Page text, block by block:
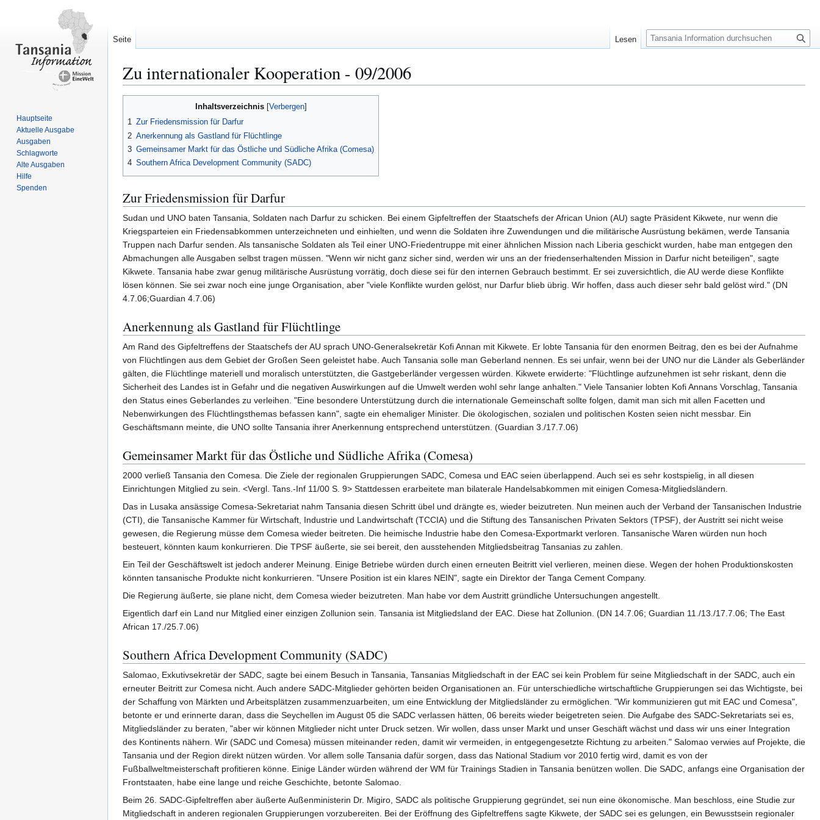
Zu internationaler Kooperation - 09/2006
Inhaltsverzeichnis
1 Zur Friedensmission für Darfur
2 Anerkennung als Gastland für Flüchtlinge
3 Gemeinsamer Markt für das Östliche und Südliche Afrika (Comesa)
4 Southern Africa Development Community (SADC)
Zur Friedensmission für Darfur
Sudan und UNO baten Tansania, Soldaten nach Darfur zu schicken. Bei einem Gipfeltreffen der Staatschefs der African Union (AU) sagte Präsident Kikwete, nur wenn die
Kriegsparteien ein Friedensabkommen unterzeichneten und einhielten, und wenn die Soldaten ihre Zuwendungen und die militärische Ausrüstung bekämen, werde Tansania
Truppen nach Darfur senden. Als tansanische Soldaten als Teil einer UNO-Friedentruppe mit einer ähnlichen Mission nach Liberia geschickt wurden, habe man entgegen den
Abmachungen alle Ausgaben selbst tragen müssen. "Wenn wir nicht ganz sicher sind, werden wir uns an der friedenserhaltenden Mission in Darfur nicht beteiligen", sagte
Kikwete. Tansania habe zwar genug militärische Ausrüstung vorrätig, doch diese sei für den internen Gebrauch bestimmt. Er sei zuversichtlich, die AU werde diese Konflikte
lösen können. Sie sei zwar noch eine junge Organisation, aber "viele Konflikte wurden gelöst, nur Darfur blieb übrig. Wir hoffen, dass auch dieser sehr bald gelöst wird." (DN
4.7.06;Guardian 4.7.06)
Anerkennung als Gastland für Flüchtlinge
Am Rand des Gipfeltreffens der Staatschefs der AU sprach UNO-Generalsekretär Kofi Annan mit Kikwete. Er lobte Tansania für den enormen Beitrag, den es bei der Aufnahme
von Flüchtlingen aus dem Gebiet der Großen Seen geleistet habe. Auch Tansania solle man Geberland nennen. Es sei unfair, wenn bei der UNO nur die Länder als Geberländer
gälten, die Flüchtlinge materiell und moralisch unterstützten, die Gastgeberländer vergessen würden. Kikwete erwiderte: "Flüchtlinge aufzunehmen ist sehr riskant, denn die
Sicherheit des Landes ist in Gefahr und die negativen Auswirkungen auf die Umwelt werden wohl sehr lange anhalten." Viele Tansanier lobten Kofi Annans Vorschlag, Tansania
den Status eines Geberlandes zu verleihen. "Eine besondere Unterstützung durch die internationale Gemeinschaft sollte folgen, damit man sich mit allen Facetten und
Nebenwirkungen des Flüchtlingsthemas befassen kann", sagte ein ehemaliger Minister. Die ökologischen, sozialen und politischen Kosten seien nicht messbar. Ein
Geschäftsmann meinte, die UNO sollte Tansania ihrer Anerkennung entsprechend unterstützen. (Guardian 3./17.7.06)
Gemeinsamer Markt für das Östliche und Südliche Afrika (Comesa)
2000 verließ Tansania den Comesa. Die Ziele der regionalen Gruppierungen SADC, Comesa und EAC seien überlappend. Auch sei es sehr kostspielig, in all diesen
Einrichtungen Mitglied zu sein. <Vergl. Tans.-Inf 11/00 S. 9> Stattdessen erarbeitete man bilaterale Handelsabkommen mit einigen Comesa-Mitgliedsländern.
Das in Lusaka ansässige Comesa-Sekretariat nahm Tansania diesen Schritt übel und drängte es, wieder beizutreten. Nun meinen auch der Verband der Tansanischen Industrie
(CTI), die Tansanische Kammer für Wirtschaft, Industrie und Landwirtschaft (TCCIA) und die Stiftung des Tansanischen Privaten Sektors (TPSF), der Austritt sei nicht weise
gewesen, die Regierung müsse dem Comesa wieder beitreten. Die heimische Industrie habe den Comesa-Exportmarkt verloren. Tansanische Waren würden nun hoch
besteuert, könnten kaum konkurrieren. Die TPSF äußerte, sie sei bereit, den ausstehenden Mitgliedsbeitrag Tansanias zu zahlen.
Ein Teil der Geschäftswelt ist jedoch anderer Meinung. Einige Betriebe würden durch einen erneuten Beitritt viel verlieren, meinen diese. Wegen der hohen Produktionskosten
könnten tansanische Produkte nicht konkurrieren. "Unsere Position ist ein klares NEIN", sagte ein Direktor der Tanga Cement Company.
Die Regierung äußerte, sie plane nicht, dem Comesa wieder beizutreten. Man habe vor dem Austritt gründliche Untersuchungen angestellt.
Eigentlich darf ein Land nur Mitglied einer einzigen Zollunion sein. Tansania ist Mitgliedsland der EAC. Diese hat Zollunion. (DN 14.7.06; Guardian 11./13./17.7.06; The East
African 17./25.7.06)
Southern Africa Development Community (SADC)
Salomao, Exkutivsekretär der SADC, sagte bei einem Besuch in Tansania, Tansanias Mitgliedschaft in der EAC sei kein Problem für seine Mitgliedschaft in der SADC, auch ein
erneuter Beitritt zur Comesa nicht. Auch andere SADC-Mitglieder gehörten beiden Organisationen an. Für unterschiedliche wirtschaftliche Gruppierungen sei das Wichtigste, bei
der Schaffung von Märkten und Arbeitsplätzen zusammenzuarbeiten, um eine Entwicklung der Mitgliedsländer zu ermöglichen. "Wir kommunizieren gut mit EAC und Comesa",
betonte er und erinnerte daran, dass die Seychellen im August 05 die SADC verlassen hätten, 06 bereits wieder beigetreten seien. Die Aufgabe des SADC-Sekretariats sei es,
Mitgliedsländer zu beraten, "aber wir können Mitglieder nicht unter Druck setzen. Wir wollen, dass unser Markt und unser Geschäft wächst und dass wir uns einer Integration
des Kontinents nähern. Wir (SADC und Comesa) müssen miteinander reden, damit wir vermeiden, in entgegengesetzte Richtung zu arbeiten." Salomao verwies auf Projekte, die
Tansania und der Region direkt nützen würden. Vor allem solle Tansania dafür sorgen, dass das National Stadium vor 2010 fertig wird, damit es von der
Fußballweltmeisterschaft profitieren könne. Einige Länder würden während der WM für Trainings Stadien in Tansania benützen wollen. Die SADC, anfangs eine Organisation der
Frontstaaten, habe eine lange und reiche Geschichte, betonte Salomao.
Beim 26. SADC-Gipfeltreffen aber äußerte Außenministerin Dr. Migiro, SADC als politische Gruppierung gegründet, sei nun eine ökonomische. Man beschloss, eine Studie zur
Mitgliedschaft in anderen regionalen Gruppierungen vorzubereiten. Bei der Eröffnung des Gipfeltreffens sagte Kikwete, der SADC sei es gelungen, ein Bewusstsein regionaler
Seite Lesen
S
u
e
Hauptseite
Aktuelle Ausgabe
Ausgaben
Schlagworte
Alte Ausgaben
Hilfe
Spenden